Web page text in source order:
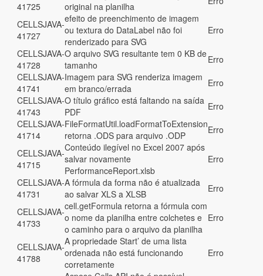
41725
original na planilha
CELLSJAVA-
41727
efeito de preenchimento de imagem
ou textura do DataLabel não foi
renderizado para SVG
Erro
CELLSJAVA-
41728
O arquivo SVG resultante tem 0 KB de
tamanho
Erro
CELLSJAVA-
41741
Imagem para SVG renderiza imagem
em branco/errada
Erro
CELLSJAVA-
41743
O título gráfico está faltando na saída
PDF
Erro
CELLSJAVA-
41714
FileFormatUtil.loadFormatToExtension
retorna .ODS para arquivo .ODP
Erro
CELLSJAVA-
41715
Conteúdo ilegível no Excel 2007 após
salvar novamente
PerformanceReport.xlsb
Erro
CELLSJAVA-
41731
A fórmula da forma não é atualizada
ao salvar XLS a XLSB
Erro
CELLSJAVA-
41733
cell.getFormula retorna a fórmula com
o nome da planilha entre colchetes e
o caminho para o arquivo da planilha
Erro
CELLSJAVA-
41788
A propriedade Start’ de uma lista
ordenada não está funcionando
corretamente
Erro